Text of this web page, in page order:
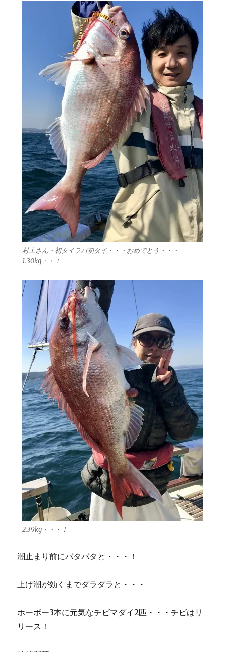
村上さん・初タイラバ初タイ・・・おめでとう・・・
1.30kg・・！
2.39kg・・・！
潮止まり前にバタバタと・・・！
上げ潮が効くまでダラダラと・・・
ホーボー3本に元気なチビマダイ2匹・・・チビはリ
リース！